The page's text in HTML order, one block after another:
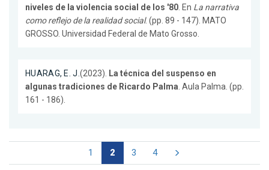
niveles de la violencia social de los '80. En La narrativa
como reflejo de la realidad social. (pp. 89 - 147). MATO
GROSSO. Universidad Federal de Mato Grosso.
HUARAG, E. J.(2023). La técnica del suspenso en
algunas tradiciones de Ricardo Palma. Aula Palma. (pp.
161 - 186).
1 2 3 4